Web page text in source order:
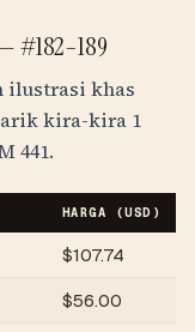
#182–189
ilustrasi khas
kira-kira 1
441.
HARGA (USD)
$107.74
$56.00